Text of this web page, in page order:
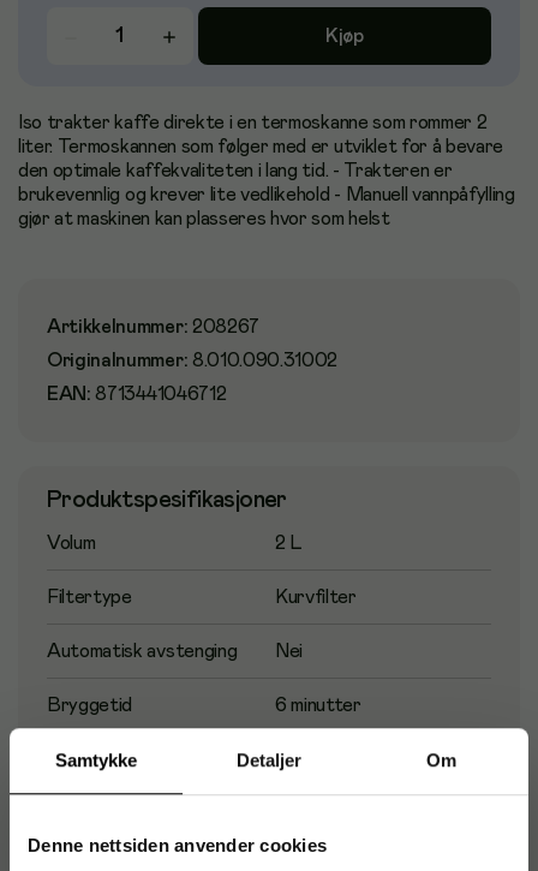
Samtykke Detaljer Om
Denne nettsiden anvender cookies
Kjøp
Iso trakter kaffe direkte i en termoskanne som rommer 2
liter. Termoskannen som følger med er utviklet for å bevare
den optimale kaffekvaliteten i lang tid. - Trakteren er
brukevennlig og krever lite vedlikehold - Manuell vannpåfylling
gjør at maskinen kan plasseres hvor som helst
Artikkelnummer: 208267
Originalnummer: 8.010.090.31002
EAN: 8713441046712
Produktspesifikasjoner
Volum 2 L
Filtertype Kurvfilter
Automatisk avstenging Nei
Bryggetid 6 minutter
Vi tipser